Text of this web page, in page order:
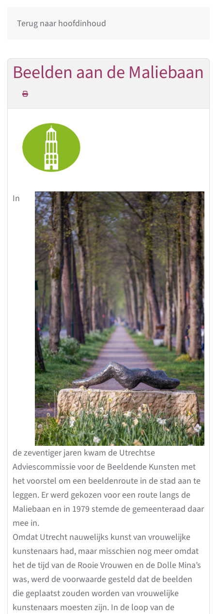
Terug naar hoofdinhoud
Beelden aan de Maliebaan
In
de zeventiger jaren kwam de Utrechtse
Adviescommissie voor de Beeldende Kunsten met
het voorstel om een beeldenroute in de stad aan te
leggen. Er werd gekozen voor een route langs de
Maliebaan en in 1979 stemde de gemeenteraad daar
mee in.
Omdat Utrecht nauwelijks kunst van vrouwelijke
kunstenaars had, maar misschien nog meer omdat
het de tijd van de Rooie Vrouwen en de Dolle Mina’s
was, werd de voorwaarde gesteld dat de beelden
die geplaatst zouden worden van vrouwelijke
kunstenaars moesten zijn. In de loop van de